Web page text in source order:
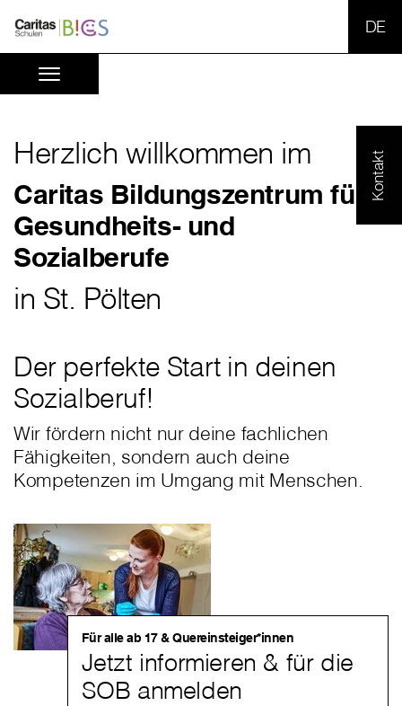
Kontakt
Herzlich willkommen im
Caritas Bildungszentrum für
Gesundheits- und
Sozialberufe
in St. Pölten
Der perfekte Start in deinen
Sozialberuf!
Wir fördern nicht nur deine fachlichen
Fähigkeiten, sondern auch deine
Kompetenzen im Umgang mit Menschen.
Für alle ab 17 & Quereinsteiger*innen
Jetzt informieren & für die
SOB anmelden